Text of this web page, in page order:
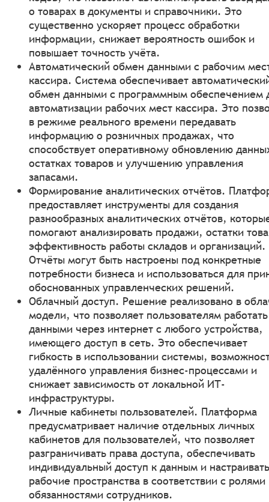
о товарах в документы и справочники. Это
существенно ускоряет процесс обработки
информации, снижает вероятность ошибок и
повышает точность учёта.
Автоматический обмен данными с рабочим
кассира. Система обеспечивает
обмен данными с программным обеспечением
автоматизации рабочих мест кассира. Это
в режиме реального времени передавать
информацию о розничных продажах, что
способствует оперативному обновлению
остатках товаров и улучшению управления
запасами.
Формирование аналитических отчётов.
предоставляет инструменты для создания
разнообразных аналитических отчётов,
помогают анализировать продажи, остатки
эффективность работы складов и организаций.
Отчёты могут быть настроены под конкретные
потребности бизнеса и использоваться для
обоснованных управленческих решений.
Облачный доступ. Решение реализовано в
модели, что позволяет пользователям
данными через интернет с любого устройства,
имеющего доступ в сеть. Это обеспечивает
гибкость в использовании системы,
удалённого управления бизнес-процессами и
снижает зависимость от локальной ИТ-
инфраструктуры.
Личные кабинеты пользователей. Платформа
предусматривает наличие отдельных личных
кабинетов для пользователей, что позволяет
разграничивать права доступа, обеспечивать
индивидуальный доступ к данным и настраивать
рабочие пространства в соответствии с ролями
обязанностями сотрудников.